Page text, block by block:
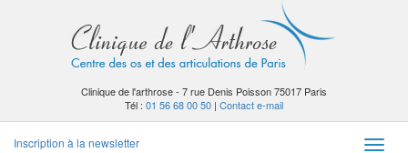
Clinique de l'arthrose - 7 rue Denis Poisson 75017 Paris
Tél : 01 56 68 00 50 | Contact e-mail
Inscription à la newsletter
Toggle